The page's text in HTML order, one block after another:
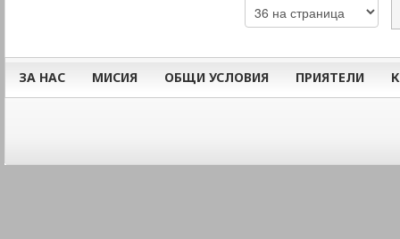
ЗА НАС МИСИЯ ОБЩИ УСЛОВИЯ ПРИЯТЕЛИ